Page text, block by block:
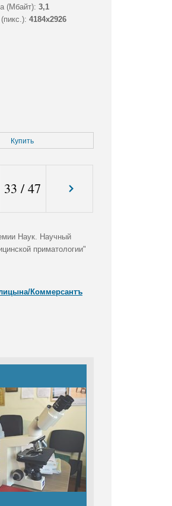
(Мбайт): 3,1
4184x2926
Купить
33 /47
Наук. Научный
приматологии"
Коммерсантъ